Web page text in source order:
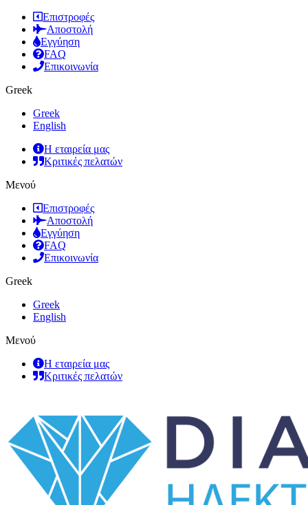
Επιστροφές
Αποστολή
Εγγύηση
FAQ
Επικοινωνία
Greek
Greek
English
Η εταιρεία μας
Κριτικές πελατών
Μενού
Επιστροφές
Αποστολή
Εγγύηση
FAQ
Επικοινωνία
Greek
Greek
English
Μενού
Η εταιρεία μας
Κριτικές πελατών